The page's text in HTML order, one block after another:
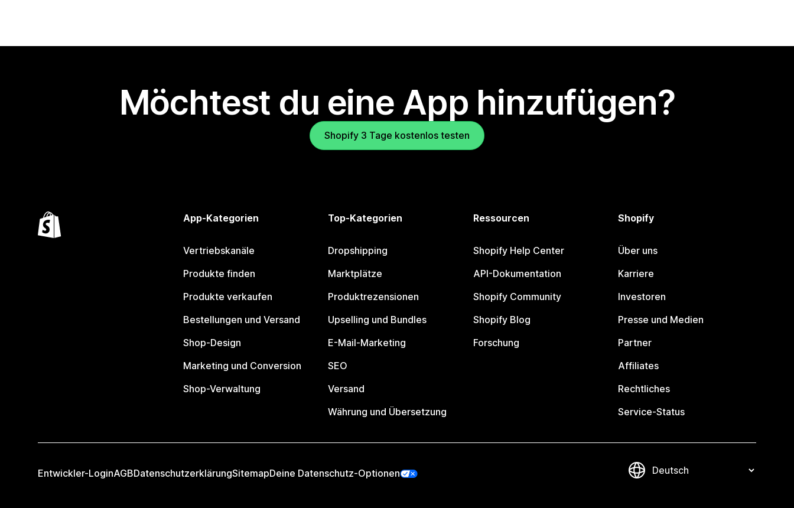
Möchtest du eine App hinzufügen?
Shopify 3 Tage kostenlos testen
App-Kategorien
Vertriebskanäle
Produkte finden
Produkte verkaufen
Bestellungen und Versand
Shop-Design
Marketing und Conversion
Shop-Verwaltung
Top-Kategorien
Dropshipping
Marktplätze
Produktrezensionen
Upselling und Bundles
E-Mail-Marketing
SEO
Versand
Währung und Übersetzung
Ressourcen
Shopify Help Center
API-Dokumentation
Shopify Community
Shopify Blog
Forschung
Shopify
Über uns
Karriere
Investoren
Presse und Medien
Partner
Affiliates
Rechtliches
Service-Status
Entwickler-LoginAGBDatenschutzerklärungSitemapDeine Datenschutz-Optionen